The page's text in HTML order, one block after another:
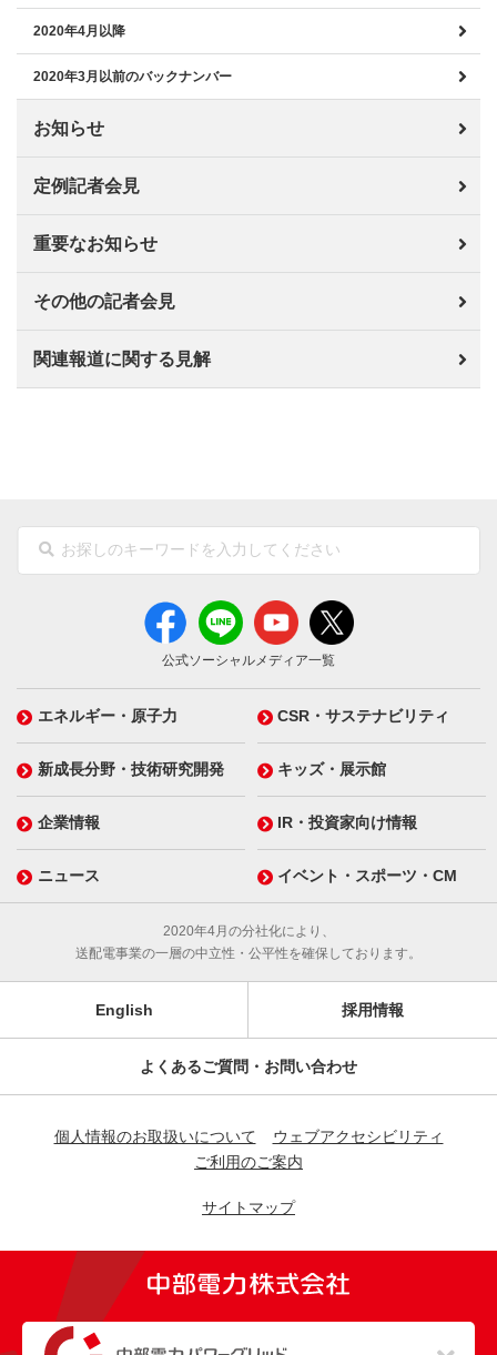
2020年4月以降
2020年3月以前のバックナンバー
お知らせ
定例記者会見
重要なお知らせ
その他の記者会見
関連報道に関する見解
公式ソーシャルメディア一覧
エネルギー・原子力 CSR・サステナビリティ
新成長分野・技術研究開発 キッズ・展示館
企業情報 IR・投資家向け情報
ニュース イベント・スポーツ・CM
2020年4月の分社化により、
送配電事業の一層の中立性・公平性を確保しております。
English 採用情報
よくあるご質問・お問い合わせ
個人情報のお取扱いについて
ウェブアクセシビリティ
ご利用のご案内
サイトマップ